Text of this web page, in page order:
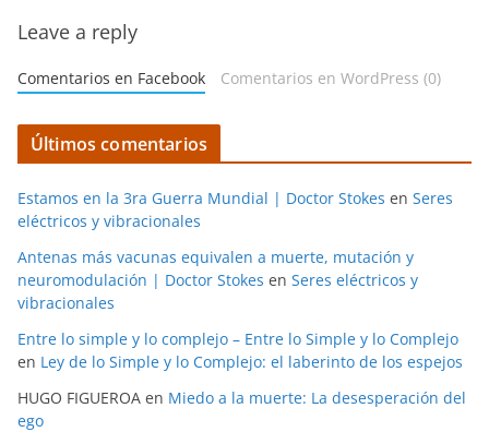
Leave a reply
Comentarios en Facebook Comentarios en WordPress (0)
Últimos comentarios
Estamos en la 3ra Guerra Mundial | Doctor Stokes en Seres
eléctricos y vibracionales
Antenas más vacunas equivalen a muerte, mutación y
neuromodulación | Doctor Stokes en Seres eléctricos y
vibracionales
Entre lo simple y lo complejo – Entre lo Simple y lo Complejo
en Ley de lo Simple y lo Complejo: el laberinto de los espejos
HUGO FIGUEROA en Miedo a la muerte: La desesperación del
ego